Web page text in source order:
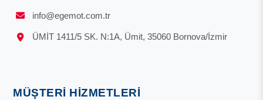
info@egemot.com.tr
ÜMİT 1411/5 SK. N:1A, Ümit, 35060 Bornova/İzmir
MÜŞTERI HIZMETLERI